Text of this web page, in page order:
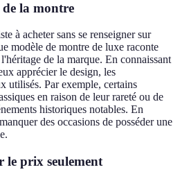
la montre
à acheter sans se renseigner sur
modèle de montre de luxe raconte
de la marque. En connaissant
apprécier le design, les
utilisés. Par exemple, certains
en raison de leur rareté ou de
historiques notables. En
des occasions de posséder une
le prix seulement